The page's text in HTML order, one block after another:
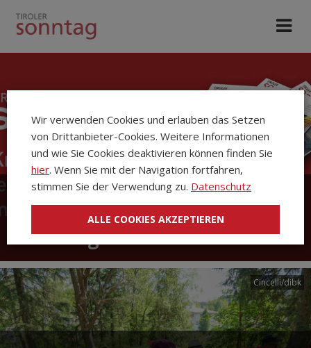
Die Kirchenzeitung Tiroler
Sonntag
Cincelli/dibk
Wir verwenden Cookies und erlauben das Setzen
von Drittanbieter-Cookies. Weitere Informationen
und wie Sie Cookies deaktivieren können finden Sie
hier. Wenn Sie mit der Navigation fortfahren,
stimmen Sie der Verwendung zu. Datenschutz
ALLE COOKIES AKZEPTIEREN